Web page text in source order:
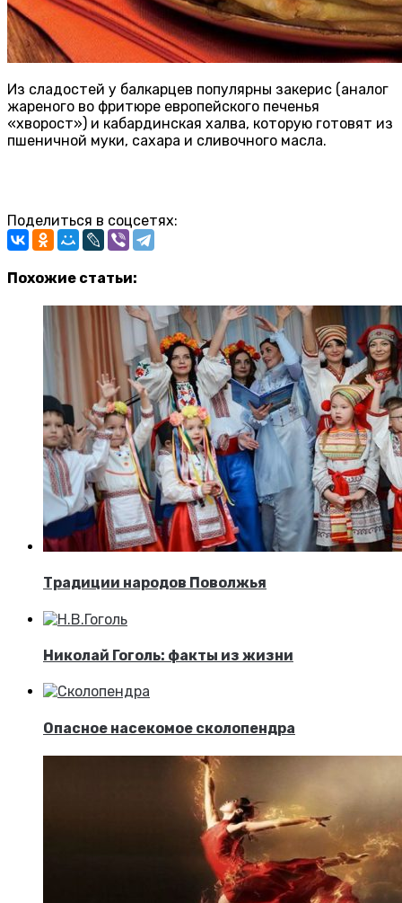
Из сладостей у балкарцев популярны закерис (аналог
жареного во фритюре европейского печенья
«хворост») и кабардинская халва, которую готовят из
пшеничной муки, сахара и сливочного масла.
Поделиться в соцсетях:
Похожие статьи:
Традиции народов Поволжья
Николай Гоголь: факты из жизни
Опасное насекомое сколопендра